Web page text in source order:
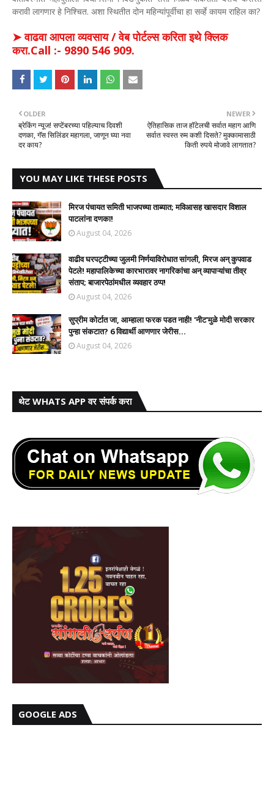
करावी लागणार हे निश्चित. अशा स्थितीत दोन महिन्यांपूर्वीचा हा सर्व्हे कायम राहिल का?
➤ वाढवा आपला व्यवसाय / वेब पोर्टल्स करिता इथे क्लिक
करा.Call :- 9890 546 909.
NEWER
ऐतिहासिक ताज हॉटेलची सर्वात महाग आणि
सर्वात स्वस्त रुम कशी दिसते? मुक्कामासाठी
किती रुपये मोजावे लागतात?
OLDER
ब्रेकिंग न्यूज! सप्टेंबरच्या पहिल्याच दिवशी
दणका, गॅस सिलिंडर महागला, जाणून घ्या नवा
दर काय?
YOU MAY LIKE THESE POSTS
मिरज पंचायत समिती भाजपच्या ताब्यात; मविआसह खासदार विशाल
पाटलांना दणका!
August 04, 2026
वाढीव घरपट्टीच्या जुलमी निर्णयाविरोधात सांगली, मिरज अन् कुपवाड
पेटले! महापालिकेच्या कारभारावर नागरिकांचा अन् व्यापाऱ्यांचा तीव्र
संताप; बाजारपेठांमधील व्यवहार ठप्प!​
August 04, 2026
सुप्रीम कोर्टात जा, आम्हाला फरक पडत नाही! 'नीट'मुळे मोदी सरकार
पुन्हा संकटात? 6 विद्यार्थी आणणार जेरीस...
August 04, 2026
थेट WHATS APP वर संपर्क करा
GOOGLE ADS